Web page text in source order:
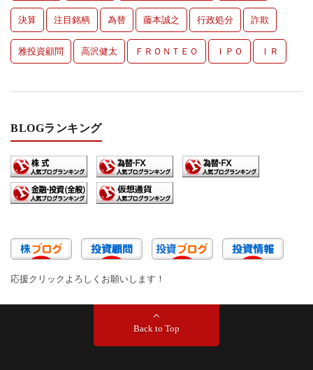
決算 注目銘柄 為替 藤本誠之 行政処分 詐欺
雅投資顧問 高沢健太 ＦＲＯＮＴＥＯ ＩＰＯ ＩＲ
BLOGランキング
応援クリックよろしくお願いします！
Back to Top